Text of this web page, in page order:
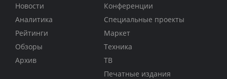
Новости
Аналитика
Рейтинги
Обзоры
Архив
Конференции
Специальные проекты
Маркет
Техника
ТВ
Печатные издания